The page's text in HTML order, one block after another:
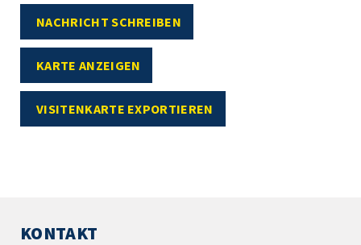
NACHRICHT SCHREIBEN
KARTE ANZEIGEN
VISITENKARTE EXPORTIEREN
KONTAKT